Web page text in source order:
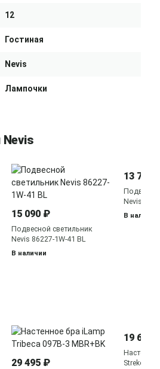
12
Гостиная
Nevis
Лампочки
15 090 ₽
Подвесной светильник
Nevis 86227-1W-41 BL
В наличии
13 790
Nevis
В наличии
29 495 ₽
19 604
Strekoza